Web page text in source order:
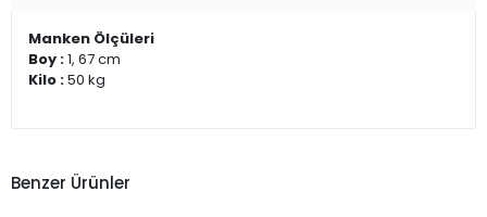
Manken Ölçüleri
Boy :1, 67 cm
Kilo :50 kg
Benzer Ürünler